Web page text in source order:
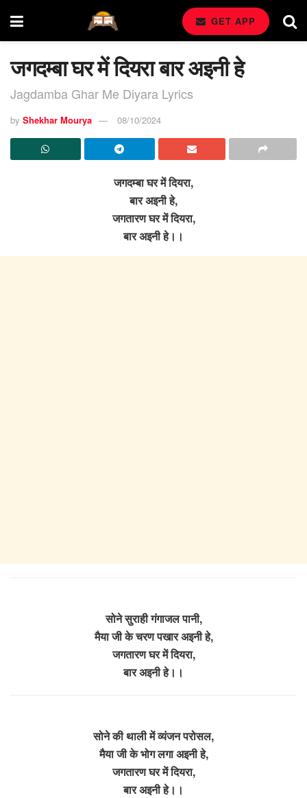
GET APP
जगदम्बा घर में दियरा बार अइनी हे
Jagdamba Ghar Me Diyara Lyrics
by Shekhar Mourya 08/10/2024
जगदम्बा घर में दियरा,
बार अइनी हे,
जगतारण घर में दियरा,
बार अइनी हे।।
सोने सुराही गंगाजल पानी,
मैया जी के चरण पखार अइनी हे,
जगतारण घर में दियरा,
बार अइनी हे।।
सोने की थाली में व्यंजन परोसल,
मैया जी के भोग लगा अइनी हे,
जगतारण घर में दियरा,
बार अइनी हे।।